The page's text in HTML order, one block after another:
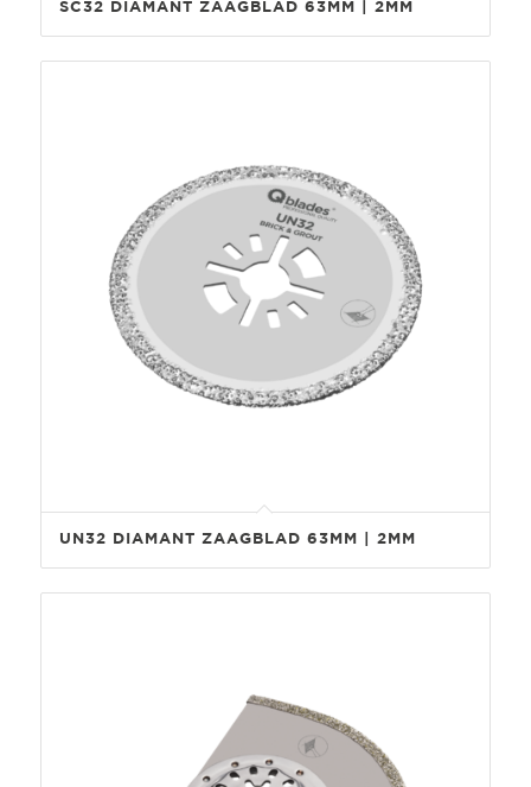
SC32 DIAMANT ZAAGBLAD 63MM | 2MM
UN32 DIAMANT ZAAGBLAD 63MM | 2MM